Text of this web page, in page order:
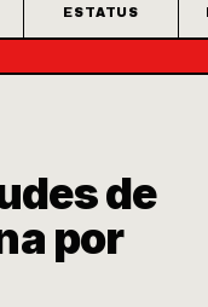
ESTATUS
de
por